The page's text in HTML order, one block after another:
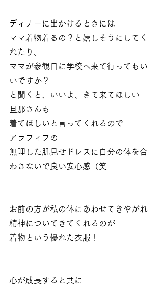
ディナーに出かけるときには
ママ着物着るの？と嬉しそうにしてく
れたり、
ママが参観日に学校へ来て行ってもい
いですか？
と聞くと、いいよ、きて来てほしい
旦那さんも
着てほしいと言ってくれるので
アラフィフの
無理した肌見せドレスに自分の体を合
わさないで良い安心感（笑
お前の方が私の体にあわせてきやがれ
精神についてきてくれるのが
着物という優れた衣服！
心が成長すると共に